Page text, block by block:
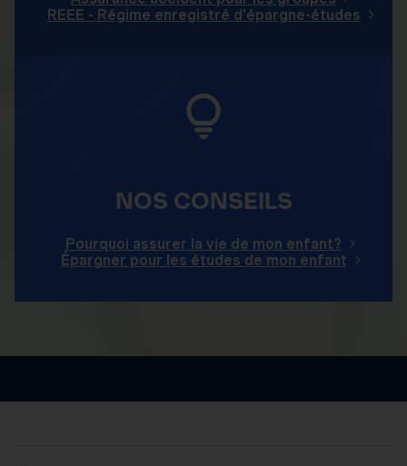
REEE - Régime enregistré d’épargne-études
NOS CONSEILS
Pourquoi assurer la vie de mon enfant?
Épargner pour les études de mon enfant